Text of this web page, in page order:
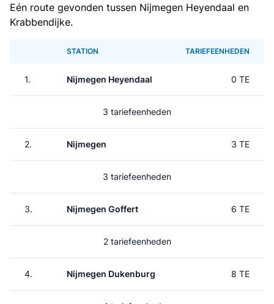
Eén route gevonden tussen Nijmegen Heyendaal en
Krabbendijke.
STATION TARIEFEENHEDEN
1. Nijmegen Heyendaal 0 TE
3 tariefeenheden
2. Nijmegen 3 TE
3 tariefeenheden
3. Nijmegen Goffert 6 TE
2 tariefeenheden
4. Nijmegen Dukenburg 8 TE